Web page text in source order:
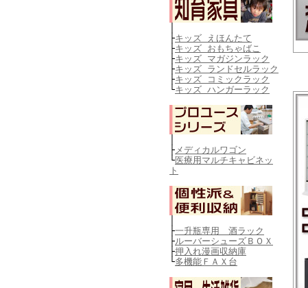
├キッズ えほんたて
├キッズ おもちゃばこ
├キッズ マガジンラック
├キッズ ランドセルラック
├キッズ コミックラック
└キッズ ハンガーラック
├ メディカルワゴン
└医療用マルチキャビネッ
ト
├一升瓶専用 酒ラック
├ルーバーシューズＢＯＸ
├押入れ漫画収納庫
└多機能ＦＡＸ台